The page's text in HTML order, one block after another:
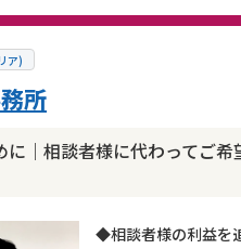
ア)
｜相談者様に代わってご
所
◆相談者様の利益を